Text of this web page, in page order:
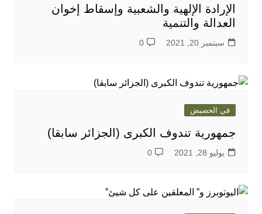
الإرادة الإلهية والشعبية وإسقاط إخوان
العدالة والتنمية
سبتمبر 20, 2021 0
في الحضيض
جمهورية تندوف الكبرى (الجزائر سابقا)
يوليو 28, 2021 0